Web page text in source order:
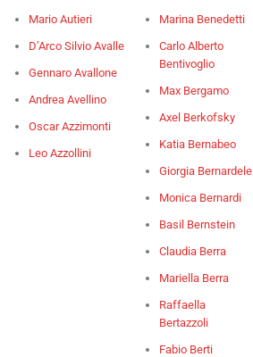
Mario Autieri
D’Arco Silvio Avalle
Gennaro Avallone
Andrea Avellino
Oscar Azzimonti
Leo Azzollini
Marina Benedetti
Carlo Alberto
Bentivoglio
Max Bergamo
Axel Berkofsky
Katia Bernabeo
Giorgia Bernardele
Monica Bernardi
Basil Bernstein
Claudia Berra
Mariella Berra
Raffaella
Bertazzoli
Fabio Berti